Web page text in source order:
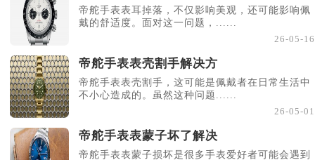
帝舵手表表耳掉落，不仅影响美观，还可能影响佩
戴的舒适度。面对这一问题，......
26-05-16
帝舵手表表壳割手解决方
帝舵手表表壳割手，这可能是佩戴者在日常生活中
不小心造成的。虽然这种问题......
26-05-01
帝舵手表表蒙子坏了解决
帝舵手表表蒙子损坏是很多手表爱好者可能会遇到